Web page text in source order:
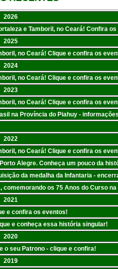
2026
e Tamboril, no Ceará! Confira
2025
no Ceará! Clique e confira os
2024
no Ceará! Clique e confira os
2023
no Ceará! Clique e confira os
na Província do Piahuy - informações
2022
no Ceará! Clique e confira os
Alegre. Conheça um pouco da
da medalha da Infantaria -
os 75 Anos do Curso na
2021
e confira os eventos!
e conheça essa história singular!
2020
o seu Patrono - clique e confira!
2019